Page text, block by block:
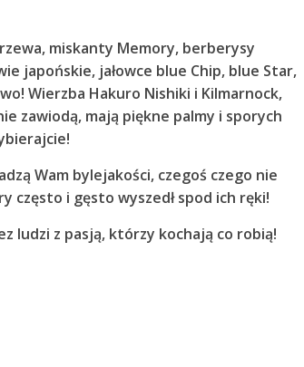
miskanty Memory, berberysy
japońskie, jałowce blue Chip, blue Star,
Wierzba Hakuro Nishiki i Kilmarnock,
zawiodą, mają piękne palmy i sporych
Wam bylejakości, czegoś czego nie
często i gęsto wyszedł spod ich ręki!
ludzi z pasją, którzy kochają co robią!